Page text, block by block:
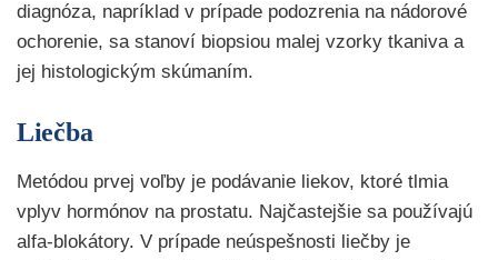
diagnóza, napríklad v prípade podozrenia na nádorové
ochorenie, sa stanoví biopsiou malej vzorky tkaniva a
jej histologickým skúmaním.
Liečba
Metódou prvej voľby je podávanie liekov, ktoré tlmia
vplyv hormónov na prostatu. Najčastejšie sa používajú
alfa-blokátory. V prípade neúspešnosti liečby je